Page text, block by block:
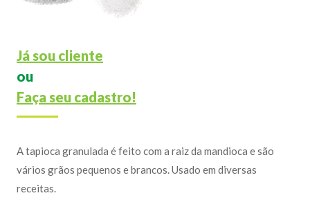
Já sou cliente
ou
Faça seu cadastro!
A tapioca granulada é feito com a raiz da mandioca e são
vários grãos pequenos e brancos. Usado em diversas
receitas.